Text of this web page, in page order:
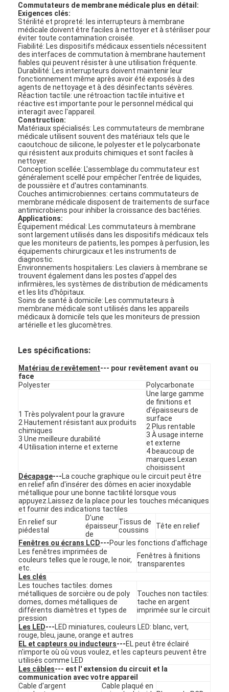
Produits
Vidéos
Le spectacle VR
À propos de nous
Visite de l'usine
Contrôle de la qualité
Nous contacter
Nouvelles
Demandez un devis
Contact à membrane de LED
Contact à membrane tactile
Commutateurs de membrane médicale plus en détail:
Exigences clés:
Stérilité et propreté: les interrupteurs à membrane
médicale doivent être faciles à nettoyer et à stériliser pour
éviter toute contamination croisée.
Fiabilité: Les dispositifs médicaux essentiels nécessitent
des interfaces de commutation à membrane hautement
fiables qui peuvent résister à une utilisation fréquente.
Durabilité: Les interrupteurs doivent maintenir leur
fonctionnement même après avoir été exposés à des
agents de nettoyage et à des désinfectants sévères.
Réaction tactile: une rétroaction tactile intuitive et
réactive est importante pour le personnel médical qui
interagit avec l'appareil.
Construction:
Matériaux spécialisés: Les commutateurs de membrane
médicale utilisent souvent des matériaux tels que le
caoutchouc de silicone, le polyester et le polycarbonate
qui résistent aux produits chimiques et sont faciles à
nettoyer.
Conception scellée: L'assemblage du commutateur est
généralement scellé pour empêcher l'entrée de liquides,
de poussière et d'autres contaminants.
Couches antimicrobiennes: certains commutateurs de
membrane médicale disposent de traitements de surface
antimicrobiens pour inhiber la croissance des bactéries.
Applications:
Équipement médical: Les commutateurs à membrane
sont largement utilisés dans les dispositifs médicaux tels
que les moniteurs de patients, les pompes à perfusion, les
équipements chirurgicaux et les instruments de
diagnostic.
Environnements hospitaliers: Les claviers à membrane se
trouvent également dans les postes d'appel des
infirmières, les systèmes de distribution de médicaments
et les lits d'hôpitaux.
Soins de santé à domicile: Les commutateurs à
membrane médicale sont utilisés dans les appareils
médicaux à domicile tels que les moniteurs de pression
artérielle et les glucomètres.
Les spécifications:
Matériau de revêtement--- pour revêtement avant ou
face
Polyester
Polycarbonate
1 Très polyvalent pour la gravure
2 Hautement résistant aux produits
chimiques
3 Une meilleure durabilité
4 Utilisation interne et externe
Une large gamme
de finitions et
d'épaisseurs de
surface
2 Plus rentable
3 À usage interne
et externe
4 beaucoup de
marques Lexan
choisissent
Décapage---La couche graphique ou le circuit peut être
en relief afin d'insérer des dômes en acier inoxydable
métallique pour une bonne tactilité lorsque vous
appuyez.Laissez de la place pour les touches mécaniques
et fournir des indications tactiles
En relief sur
piédestal
D'une
épaisseur
de
Tissus de
coussins
Tête en relief
Fenêtres ou écrans LCD---Pour les fonctions d'affichage
Les fenêtres imprimées de
couleurs telles que le rouge, le noir,
etc.
Fenêtres à finitions
transparentes
Les clés
Les touches tactiles: domes
métalliques de sorcière ou de poly
domes, domes métalliques de
différents diamètres et types de
pression
Touches non tactiles:
tache en argent
imprimée sur le circuit
Les LED---LED miniatures, couleurs LED: blanc, vert,
rouge, bleu, jaune, orange et autres
EL et capteurs ou inducteurs---EL peut être éclairé
n'importe où où vous voulez, et les capteurs peuvent être
utilisés comme LED
Les câbles--- est l' extension du circuit et la
communication avec votre appareil
Cable d'argent
Cable plaqué en